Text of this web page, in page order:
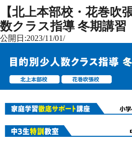
【北上本部校・花巻吹
数クラス指導 冬期講習
公開日:2023/11/01/